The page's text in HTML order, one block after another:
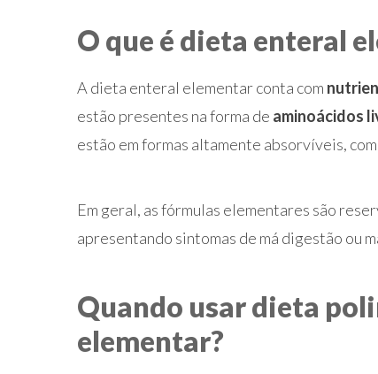
O que é dieta enteral
A dieta enteral elementar conta com
estão presentes na forma de aminoácidos
estão em formas altamente absorvíveis,
Em geral, as fórmulas elementares são
apresentando sintomas de má digestão ou
Quando usar dieta
elementar?